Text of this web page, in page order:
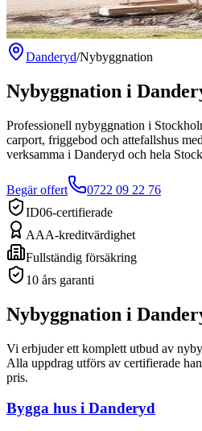
Danderyd/Nybyggnation
Nybyggnation i
Professionell nybyggnation i
carport, friggebod och attefallshus
verksamma i Danderyd och hela
Begär offert
0722 09 22 76
ID06-certifierade
AAA-kreditvärdighet
Fullständig försäkring
10 års garanti
Nybyggnation i
Vi erbjuder ett komplett utbud av
Alla uppdrag utförs av certifierade
pris.
Bygga hus i Danderyd